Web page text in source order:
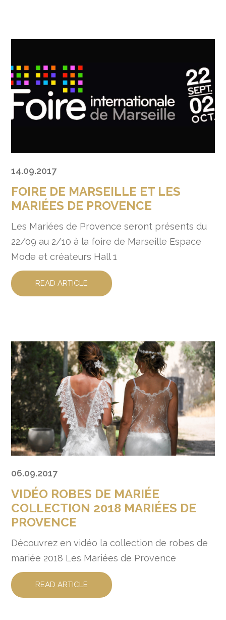
14.09.2017
FOIRE DE MARSEILLE ET LES
MARIÉES DE PROVENCE
Les Mariées de Provence seront présents du
22/09 au 2/10 à la foire de Marseille Espace
Mode et créateurs Hall 1
READ ARTICLE
06.09.2017
VIDÉO ROBES DE MARIÉE
COLLECTION 2018 MARIÉES DE
PROVENCE
Découvrez en vidéo la collection de robes de
mariée 2018 Les Mariées de Provence
READ ARTICLE